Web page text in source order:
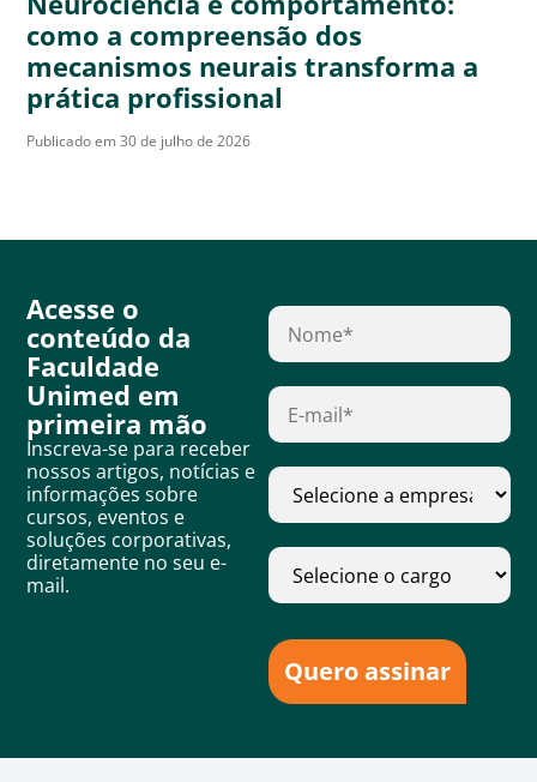
como a compreensão dos
mecanismos neurais transforma a
prática profissional
Publicado em 30 de julho de 2026
Acesse o
conteúdo da
Faculdade
Unimed em
primeira mão
Inscreva-se para receber
nossos artigos, notícias e
informações sobre
cursos, eventos e
soluções corporativas,
diretamente no seu e-
mail.
Quero assinar